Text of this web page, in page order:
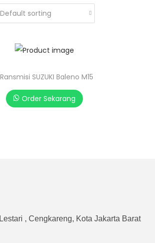
SUZUKI Baleno M15
Order Sekarang
, Cengkareng, Kota Jakarta Barat